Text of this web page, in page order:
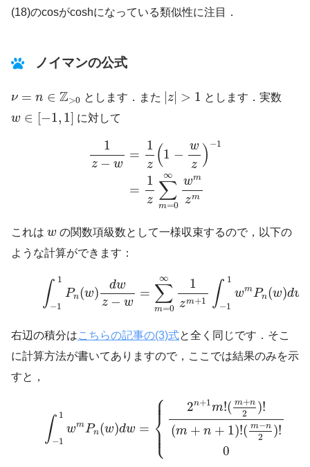
(18)のcosがcoshになっている類似性に注目．
ノイマンの公式
ν = n ∈ Z>0
ν ∈ Z> 0 とします．また z| > 1
| | とします．実数
w ∈ [−1, 1]
− ,1 に対して
1
z − w
=
1
z (1 −
w
z ) −1
=
1
z
∞
∑
m=0
wm
zm
−w 1 w 1=1 ∑
これは w
w の関数項級数として一様収束するので，以下の
ような計算ができます：
∫ 1
−1
Pn(w)
dw
z − w
=
∞
∑
m=0
1
zm+1 ∫ 1
−1
wmPn(w)dw
1 m= 1
右辺の積分はこちらの記事の(3)式と全く同じです．そこ
に計算方法が書いてありますので，ここでは結果のみを示
すと，
∫ 1
−1
wmPn(w)dw = ⎧
⎪
⎪
⎨
⎪ ⎪
⎩
2n+1m!( m+n
2 )!
(m + n + 1)!( m−n
2 )!
0
+ !(m + 2 ) !(m+ n